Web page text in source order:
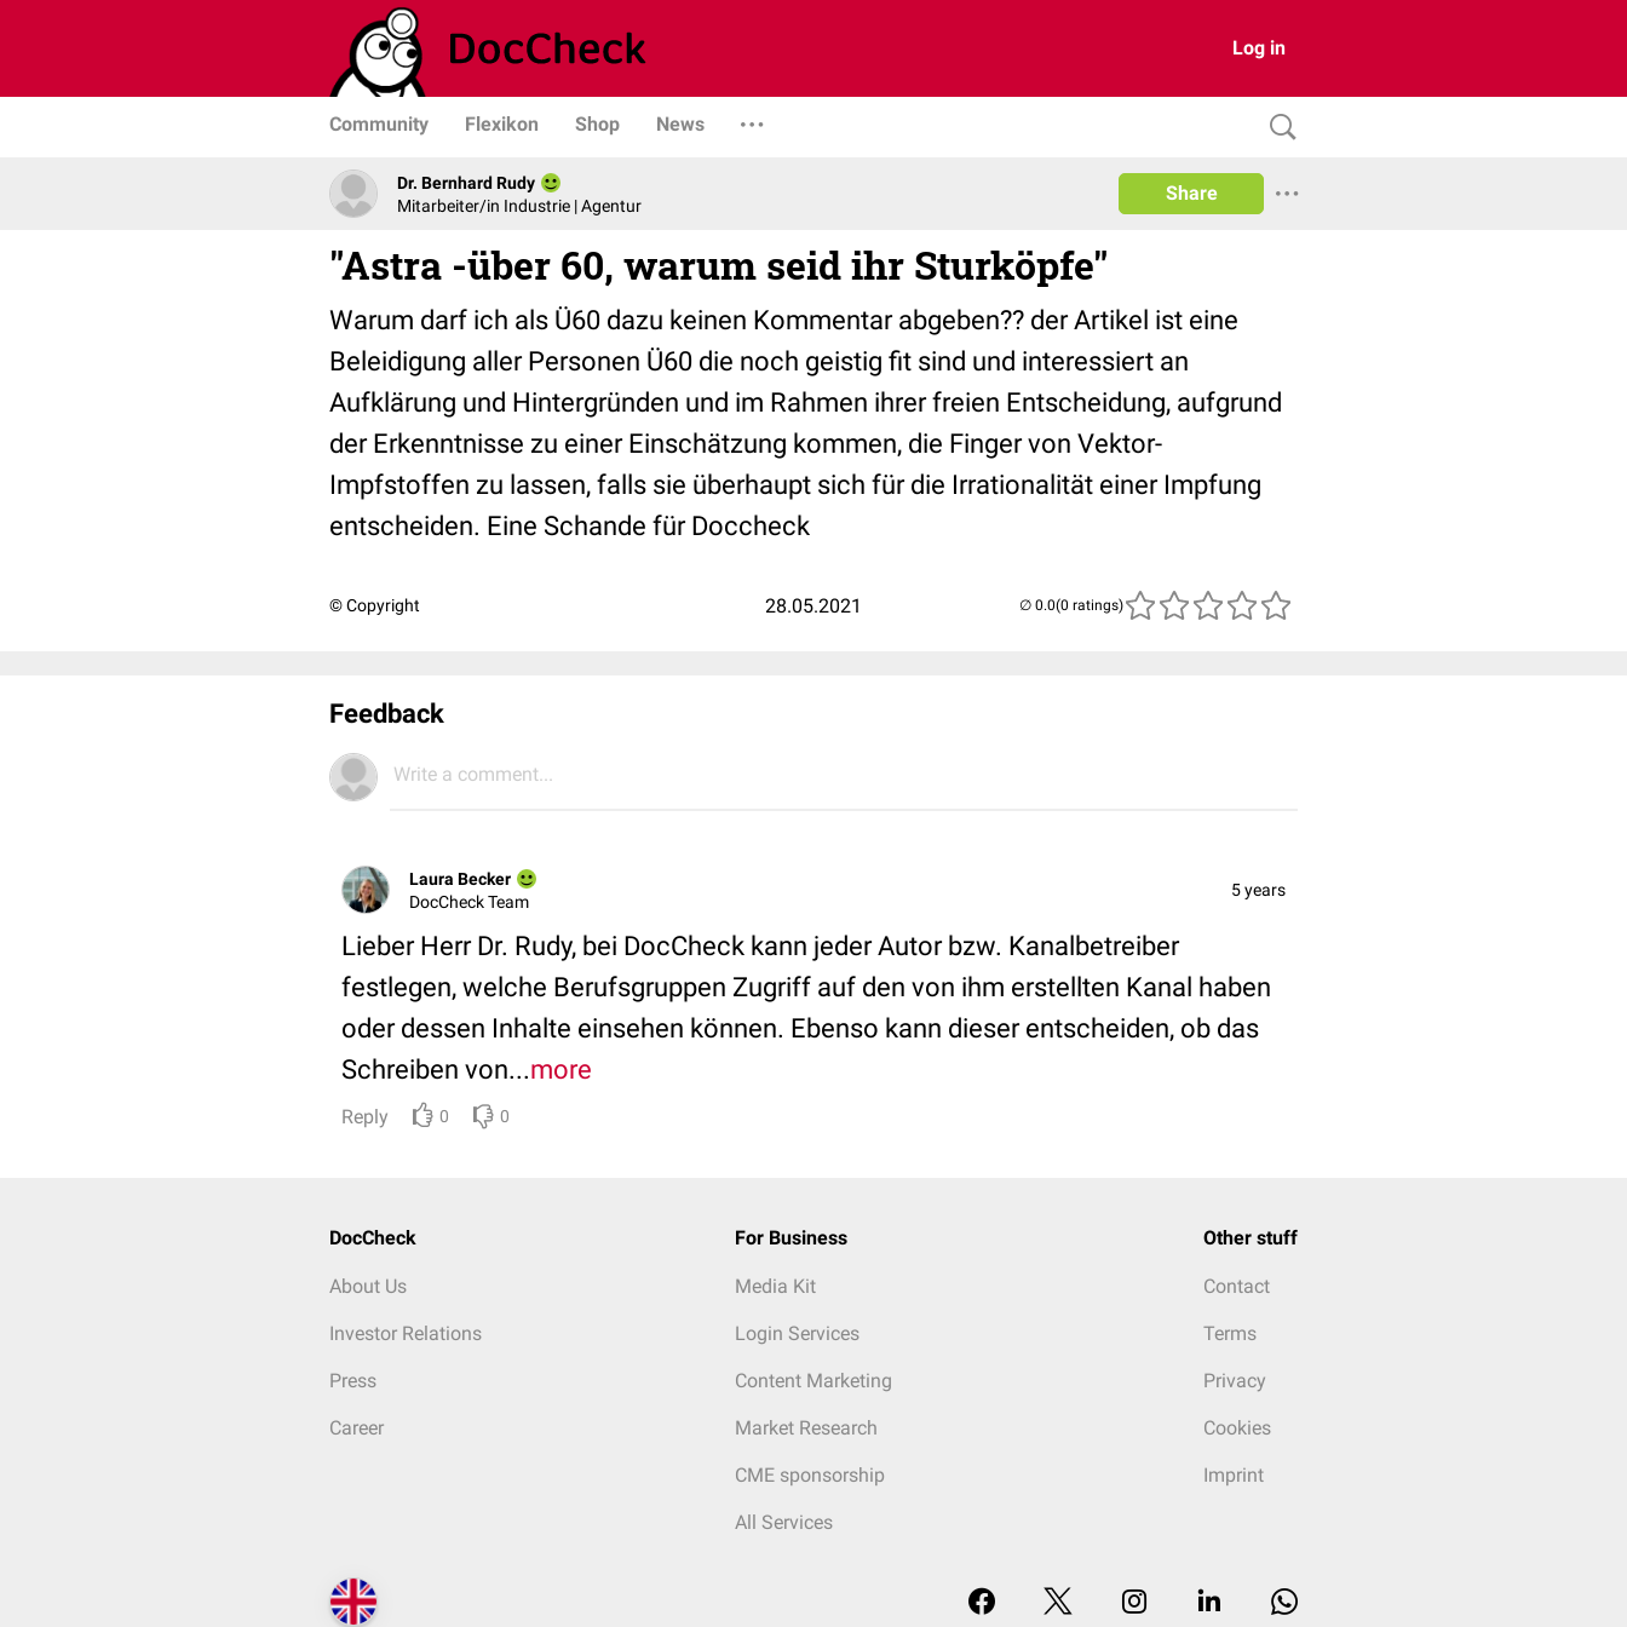
Log in
Community Flexikon Shop News
Dr. Bernhard Rudy
Mitarbeiter/in Industrie | Agentur
Share
"Astra -über 60, warum seid ihr Sturköpfe"
Warum darf ich als Ü60 dazu keinen Kommentar abgeben?? der Artikel ist eine
Beleidigung aller Personen Ü60 die noch geistig fit sind und interessiert an
Aufklärung und Hintergründen und im Rahmen ihrer freien Entscheidung, aufgrund
der Erkenntnisse zu einer Einschätzung kommen, die Finger von Vektor-
Impfstoffen zu lassen, falls sie überhaupt sich für die Irrationalität einer Impfung
entscheiden. Eine Schande für Doccheck
© Copyright 28.05.2021 (0 ratings)
Feedback
Write a comment...
Laura Becker
DocCheck Team
5 years
Lieber Herr Dr. Rudy, bei DocCheck kann jeder Autor bzw. Kanalbetreiber
festlegen, welche Berufsgruppen Zugriff auf den von ihm erstellten Kanal haben
oder dessen Inhalte einsehen können. Ebenso kann dieser entscheiden, ob das
Schreiben von...more
Reply 0 0
DocCheck
About Us
Investor Relations
Press
Career
For Business
Media Kit
Login Services
Content Marketing
Market Research
CME sponsorship
All Services
Other stuff
Contact
Terms
Privacy
Cookies
Imprint